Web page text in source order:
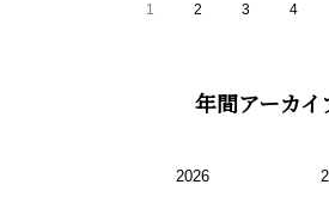
1 2 3 4
年間アーカイ
2026